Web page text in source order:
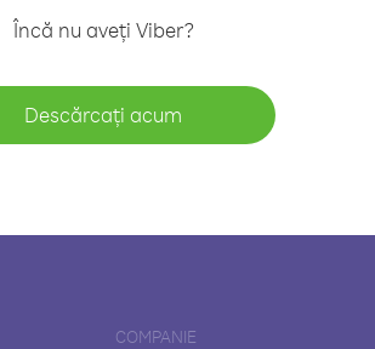
Încă nu aveți Viber?
Descărcați acum
COMPANIE